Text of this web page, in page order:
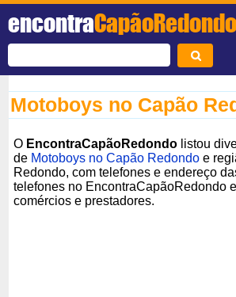
encontraCapãoRedondo
Motoboys no Capão
O EncontraCapãoRedondo listou
de Motoboys no Capão Redondo e
Redondo, com telefones e endereço
telefones no EncontraCapãoRedondo
comércios e prestadores.